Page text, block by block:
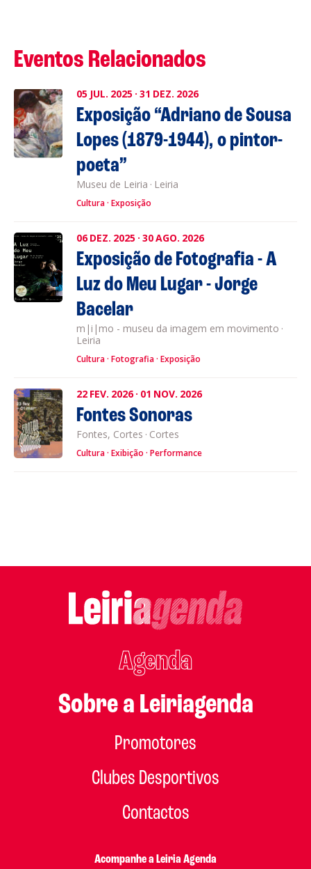
Eventos Relacionados
05 JUL. 2025 · 31 DEZ. 2026
Exposição “Adriano de Sousa
Lopes (1879-1944), o pintor-
poeta”
Museu de Leiria · Leiria
Cultura Exposição
06 DEZ. 2025 · 30AGO. 2026
Exposição de Fotografia - A
Luz do Meu Lugar - Jorge
Bacelar
m|i|mo - museu da imagem em movimento ·
Leiria
Cultura Fotografia Exposição
22 FEV. 2026 · 01 NOV. 2026
Fontes Sonoras
Fontes, Cortes · Cortes
Cultura Exibição Performance
Agenda
Sobre a Leiriagenda
Promotores
Clubes Desportivos
Contactos
Acompanhe a Leiria Agenda